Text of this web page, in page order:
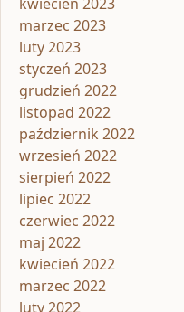
marzec 2023
luty 2023
styczeń 2023
grudzień 2022
listopad 2022
październik 2022
wrzesień 2022
sierpień 2022
lipiec 2022
czerwiec 2022
maj 2022
kwiecień 2022
marzec 2022
luty 2022